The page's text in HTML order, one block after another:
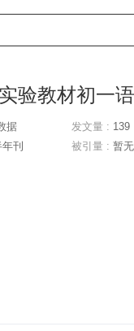
验教材初一
据
刊
发文量 : 139
被引量 : 暂